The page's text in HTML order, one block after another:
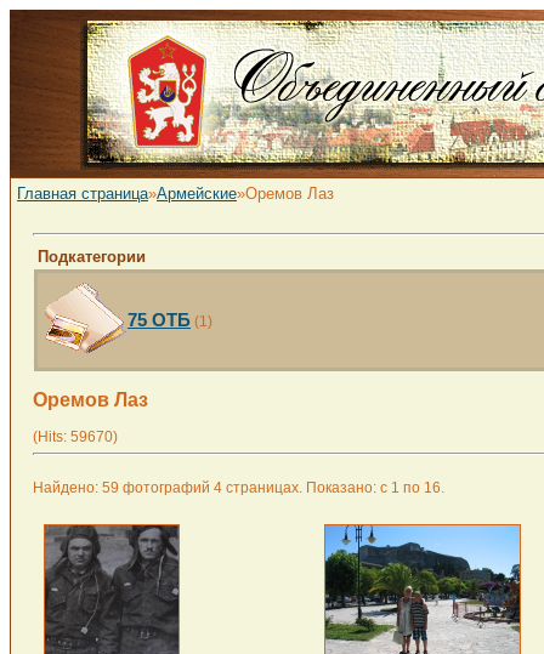
Главная страница»Армейские»Оремов Лаз
Подкатегории
75 ОТБ (1)
Оремов Лаз
(Hits: 59670)
Найдено: 59 фотографий 4 страницах. Показано: с 1 по 16.